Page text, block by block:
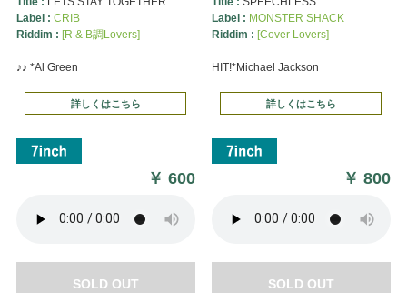
Label : CRIB
Riddim : [R & B調Lovers]
♪♪ *Al Green
詳しくはこちら
￥600
SOLD OUT
Label : MONSTER SHACK
Riddim : [Cover Lovers]
HIT!*Michael Jackson
詳しくはこちら
￥800
SOLD OUT